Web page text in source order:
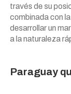
través de su
combinada con
desarrollar un
a la naturaleza
Paraguay